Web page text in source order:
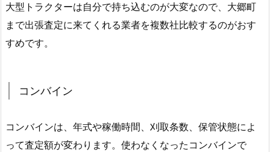
大型トラクターは自分で持ち込むのが大変なので、大郷町
まで出張査定に来てくれる業者を複数社比較するのがおす
すめです。
コンバイン
コンバインは、年式や稼働時間、刈取条数、保管状態によ
って査定額が変わります。使わなくなったコンバインで